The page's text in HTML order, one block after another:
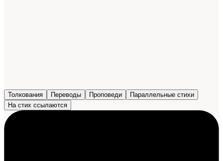
Толкования Переводы Проповеди
Параллельные стихи
На стих ссылаются